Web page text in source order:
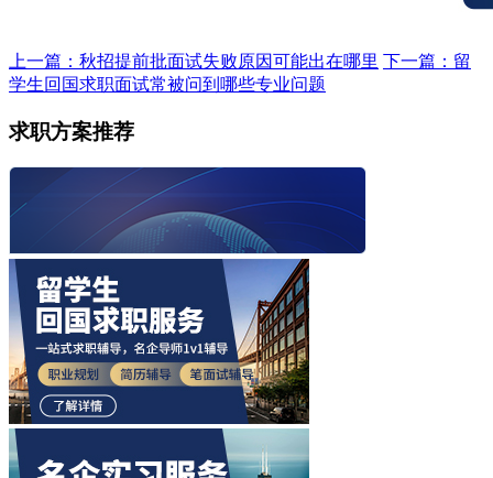
上一篇：秋招提前批面试失败原因可能出在哪里 下一篇：留
学生回国求职面试常被问到哪些专业问题
求职方案推荐